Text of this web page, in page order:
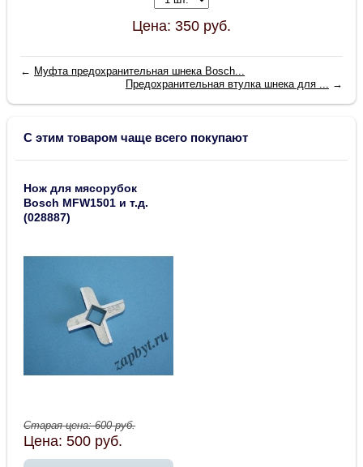
Цена: 350 руб.
← Муфта предохранительная шнека Bosch...
Предохранительная втулка шнека для ... →
С этим товаром чаще всего покупают
Нож для мясорубок
Bosch MFW1501 и т.д.
(028887)
Старая цена:600руб.
Цена:500 руб.